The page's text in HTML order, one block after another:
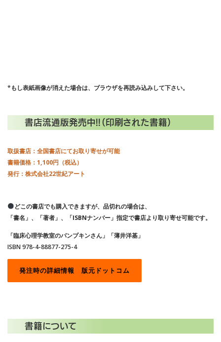
*もし表紙画像が消えた場合は、ブラウザを再読み込みして下さい。
書店流通版発売中!!（印刷された書籍）
取扱書店：全国書店にてお取り寄せが可能
書籍価格：1,100円（税込）
発行：株式会社22世紀アート
どこの書店でも購入できますが、品切れの場合は、
「書名」、「著者」、「ISBNナンバー」指定で書店より取り寄せ可能です。
「臨床心理学教室のパンプキンさん」「薄井洋基」
ISBN 978-4-88877-275-4
発注時の詳細情報 版元ドットコム
書籍について